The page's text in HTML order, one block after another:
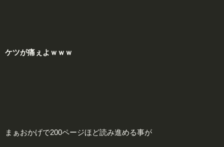
ケツが痛ぇよｗｗｗ
まぁおかげで200ページほど読み進める事が